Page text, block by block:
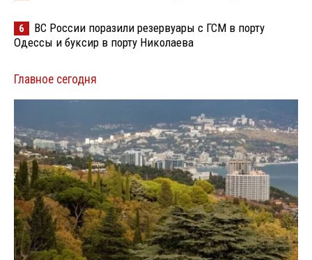
6
ВС России поразили резервуары с ГСМ в порту
Одессы и буксир в порту Николаева
Главное сегодня